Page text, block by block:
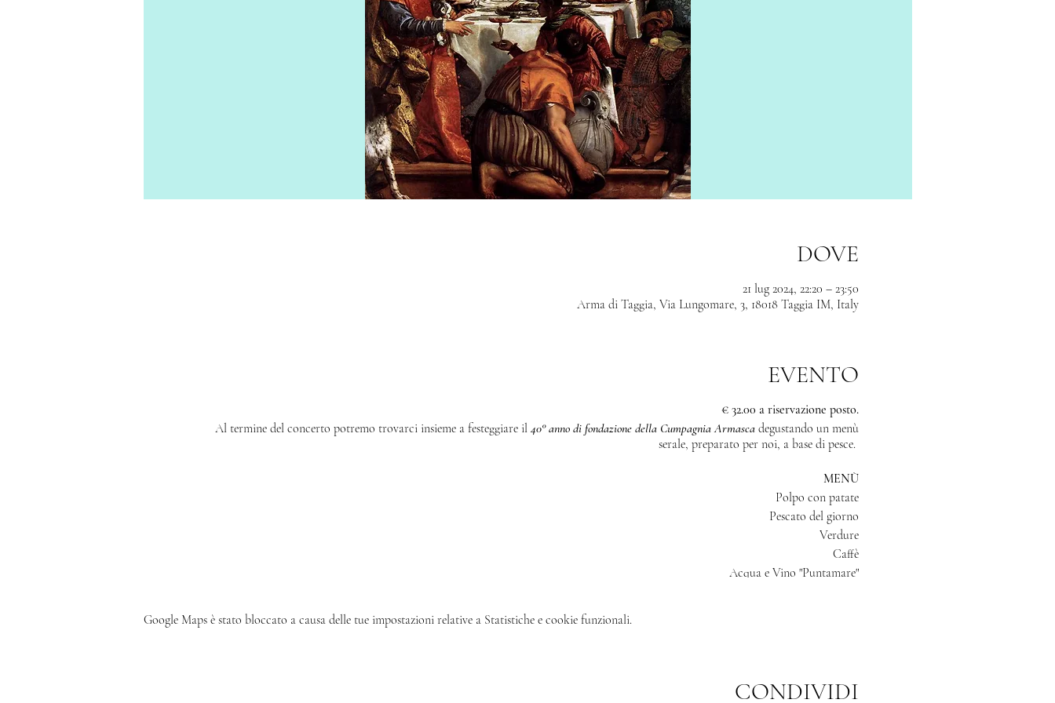
DOVE
21 lug 2024, 22:20 – 23:50
Arma di Taggia, Via Lungomare, 3, 18018 Taggia IM, Italy
EVENTO
€ 32.00 a riservazione posto.
Al termine del concerto potremo trovarci insieme a festeggiare il 40° anno di fondazione della Cumpagnia Armascadegustando un menù
serale, preparato per noi, a base di pesce.
MENÙ
Polpo con patate
Pescato del giorno
Verdure
Caffè
Acqua e Vino "Puntamare"
*Il Puntamare rimarrà aperto per un servizio riservato agli ospiti partecipanti al concerto.
Google Maps è stato bloccato a causa delle tue impostazioni relative a Statistiche e cookie funzionali.
CONDIVIDI